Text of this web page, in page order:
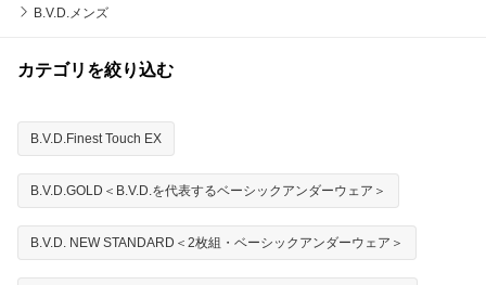
B.V.D.メンズ
カテゴリを絞り込む
B.V.D.Finest Touch EX
B.V.D.GOLD＜B.V.D.を代表するベーシックアンダーウェア＞
B.V.D. NEW STANDARD＜2枚組・ベーシックアンダーウェア＞